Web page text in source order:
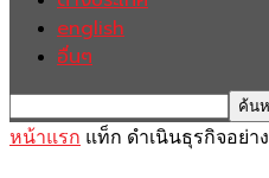
english
อื่นๆ
หน้าแรก แท็ก ดำเนินธุรกิจอย่า